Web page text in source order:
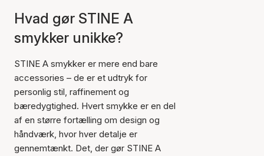
Hvad gør STINE A
smykker unikke?
STINE A smykker er mere end bare
accessories – de er et udtryk for
personlig stil, raffinement og
bæredygtighed. Hvert smykke er en del
af en større fortælling om design og
håndværk, hvor hver detalje er
gennemtænkt. Det, der gør STINE A